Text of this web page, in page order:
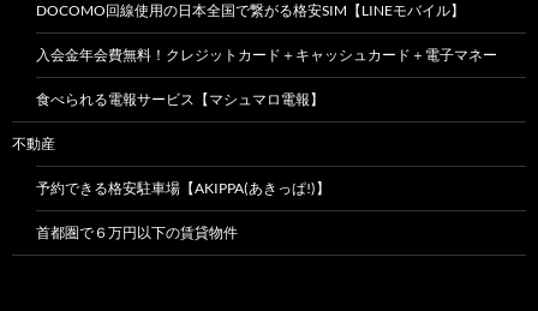
DOCOMO回線使用の日本全国で繋がる格安SIM【LINEモバイル】
入会金年会費無料！クレジットカード＋キャッシュカード＋電子マネー
食べられる電報サービス【マシュマロ電報】
不動産
予約できる格安駐車場【AKIPPA(あきっぱ!)】
首都圏で６万円以下の賃貸物件